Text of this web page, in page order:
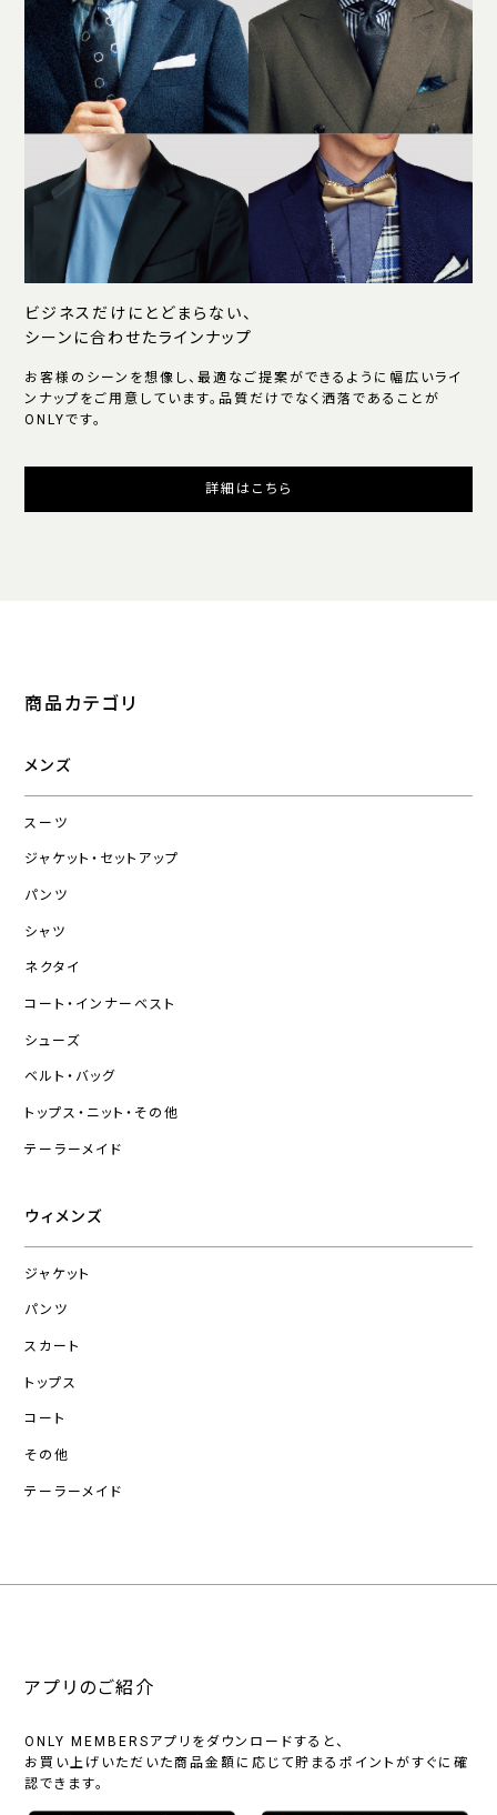
ビジネスだけにとどまらない、
シーンに合わせたラインナップ
お客様のシーンを想像し、最適なご提案ができるように幅広いライ
ンナップをご用意しています。品質だけでなく洒落であることが
ONLYです。
詳細はこちら
商品カテゴリ
メンズ
スーツ
ジャケット・セットアップ
パンツ
シャツ
ネクタイ
コート・インナーベスト
シューズ
ベルト・バッグ
トップス・ニット・その他
テーラーメイド
ウィメンズ
ジャケット
パンツ
スカート
トップス
コート
その他
テーラーメイド
アプリのご紹介
ONLY MEMBERSアプリをダウンロードすると、
お買い上げいただいた商品金額に応じて貯まるポイントがすぐに確
認できます。